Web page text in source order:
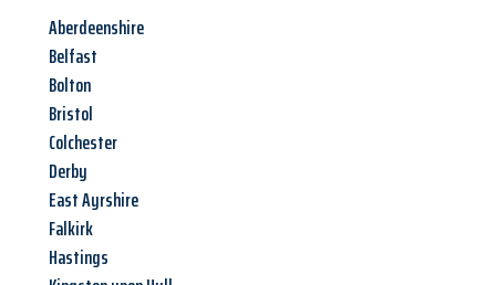
Aberdeenshire
Belfast
Bolton
Bristol
Colchester
Derby
East Ayrshire
Falkirk
Hastings